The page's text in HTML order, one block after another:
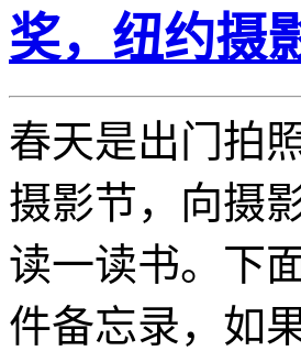
奖，纽约摄
春天是出门拍
摄影节，向摄
读一读书。下
件备忘录，如